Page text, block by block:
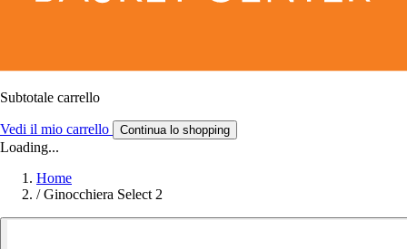
Subtotale carrello
Vedi il mio carrello Continua lo shopping
Loading...
Home
/ Ginocchiera Select 2